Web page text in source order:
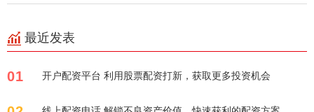
最近发表
01 开户配资平台 利用股票配资打新，获取更多投资机会